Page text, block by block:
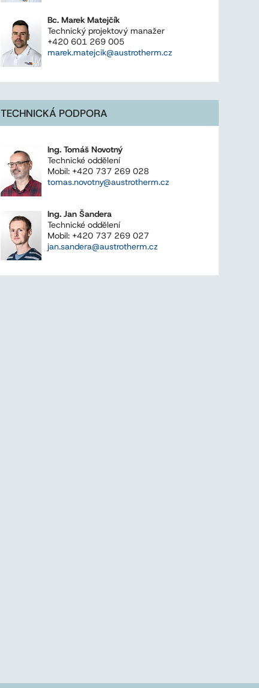
Bc. Marek Matejčík
Technický projektový manažer
+420 601 269 005
marek.matejcik@austrotherm.cz
TECHNICKÁ PODPORA
Ing. Tomáš Novotný
Technické oddělení
Mobil: +420 737 269 028
tomas.novotny@austrotherm.cz
Ing. Jan Šandera
Technické oddělení
Mobil: +420 737 269 027
jan.sandera@austrotherm.cz